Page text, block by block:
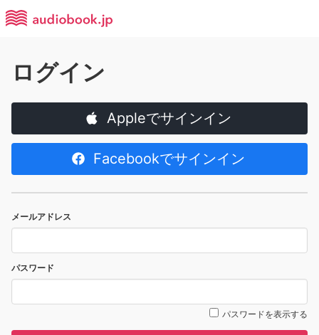
ログイン
Appleでサインイン
Facebookでサインイン
メールアドレス
パスワード
パスワードを表示する